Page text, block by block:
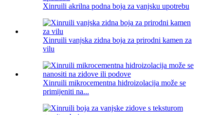
Xinruili akrilna podna boja za vanjsku upotrebu
Xinruili vanjska zidna boja za prirodni kamen za
vilu
Xinruili mikrocementna hidroizolacija može se
primijeniti na...